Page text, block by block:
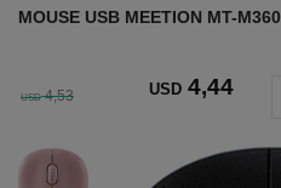
MOUSE USB MEETION MT-M360
USD 4,53 USD 4,44